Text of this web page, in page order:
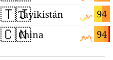
🇹🇯 94
Tayikistán
🇨🇳 94
China